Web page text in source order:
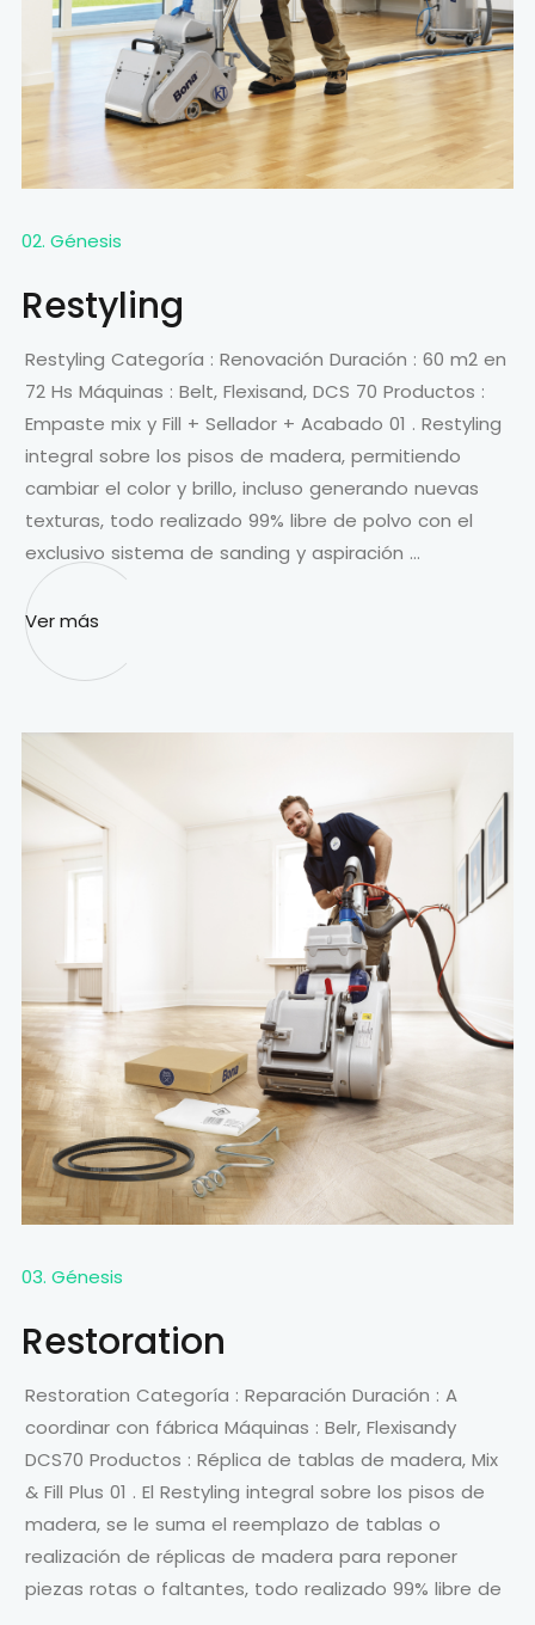
02. Génesis
Restyling
Restyling Categoría : Renovación Duración : 60 m2 en
72 Hs Máquinas : Belt, Flexisand, DCS 70 Productos :
Empaste mix y Fill + Sellador + Acabado 01 . Restyling
integral sobre los pisos de madera, permitiendo
cambiar el color y brillo, incluso generando nuevas
texturas, todo realizado 99% libre de polvo con el
exclusivo sistema de sanding y aspiración …
Ver más
03. Génesis
Restoration
Restoration Categoría : Reparación Duración : A
coordinar con fábrica Máquinas : Belr, Flexisandy
DCS70 Productos : Réplica de tablas de madera, Mix
& Fill Plus 01 . El Restyling integral sobre los pisos de
madera, se le suma el reemplazo de tablas o
realización de réplicas de madera para reponer
piezas rotas o faltantes, todo realizado 99% libre de